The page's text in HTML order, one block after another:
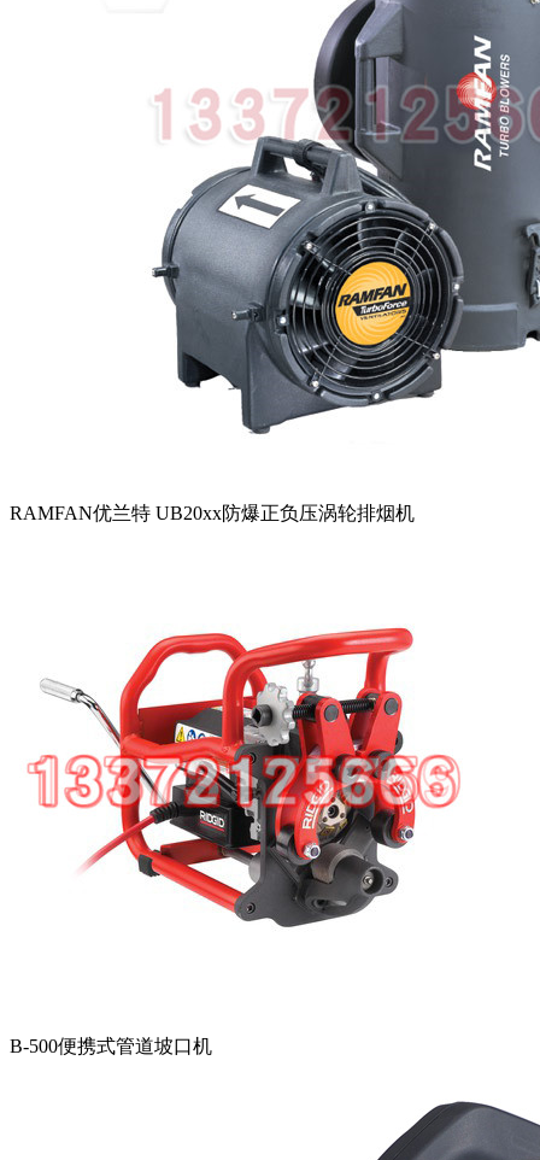
RAMFAN优兰特 UB20xx防爆正负压涡轮排烟机
B-500便携式管道坡口机